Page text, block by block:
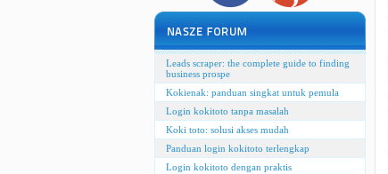
Leads scraper: the complete guide to finding
business prospe
Kokienak: panduan singkat untuk pemula
Login kokitoto tanpa masalah
Koki toto: solusi akses mudah
Panduan login kokitoto terlengkap
Login kokitoto dengan praktis